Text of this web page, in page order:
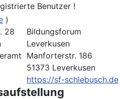
Benutzer !
)
28
Bildungsforum
Leverkusen
Manforterstr. 186
51373 Leverkusen
https://sf-schlebusch.de